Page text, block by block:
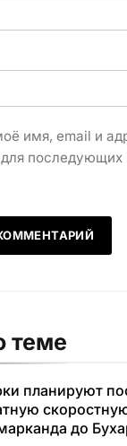
имя, email и
последующих
теме
планируют
до